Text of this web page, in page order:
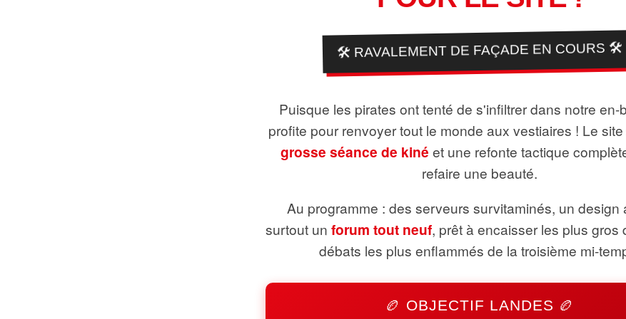
🛠️ RAVALEMENT DE FAÇADE EN COURS 🛠️
Puisque les pirates ont tenté de s'infiltrer dans notre en-
profite pour renvoyer tout le monde aux vestiaires ! Le
grosse séance de kiné et une refonte tactique
refaire une beauté.
Au programme : des serveurs survitaminés, un design
surtout un forum tout neuf, prêt à encaisser les plus gros
débats les plus enflammés de la troisième mi-
🏉 OBJECTIF LANDES 🏉